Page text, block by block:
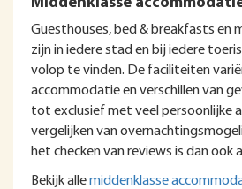
Guesthouses, bed & breakfasts en
zijn in iedere stad en bij iedere
volop te vinden. De faciliteiten
accommodatie en verschillen van
tot exclusief met veel persoonlijke
vergelijken van
het checken van reviews is dan ook
Bekijk allemiddenklasse